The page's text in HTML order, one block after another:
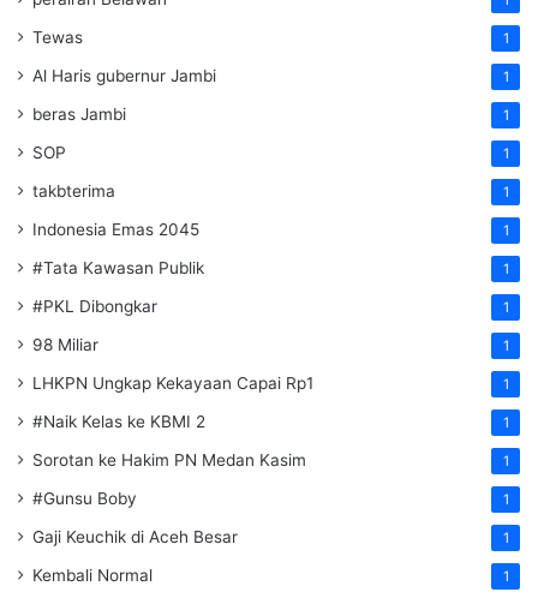
Tewas 1
Al Haris gubernur Jambi 1
beras Jambi 1
SOP 1
takbterima 1
Indonesia Emas 2045 1
#Tata Kawasan Publik 1
#PKL Dibongkar 1
98 Miliar 1
LHKPN Ungkap Kekayaan Capai Rp1 1
#Naik Kelas ke KBMI 2 1
Sorotan ke Hakim PN Medan Kasim 1
#Gunsu Boby 1
Gaji Keuchik di Aceh Besar 1
Kembali Normal 1